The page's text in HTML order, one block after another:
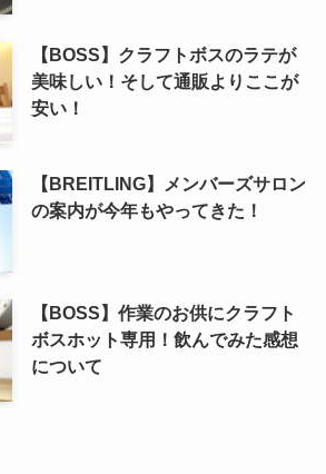
【BOSS】クラフトボスのラテが
美味しい！そして通販よりここが
安い！
【BREITLING】メンバーズサロン
の案内が今年もやってきた！
【BOSS】作業のお供にクラフト
ボスホット専用！飲んでみた感想
について